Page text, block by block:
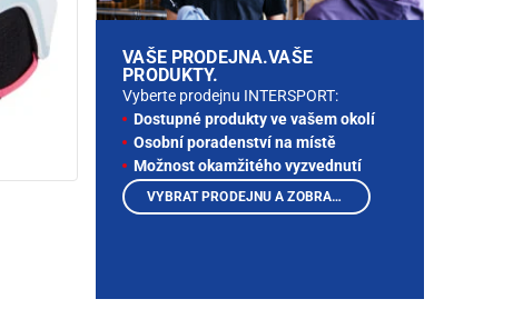
VAŠE PRODEJNA.VAŠE
PRODUKTY.
Vyberte prodejnu INTERSPORT:
Dostupné produkty ve vašem okolí
Osobní poradenství na místě
Možnost okamžitého vyzvednutí
VYBRAT PRODEJNU A ZOBRAZIT PRODUKTY